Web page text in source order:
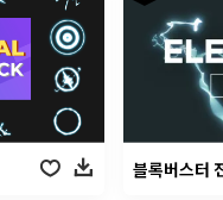
블록버스터